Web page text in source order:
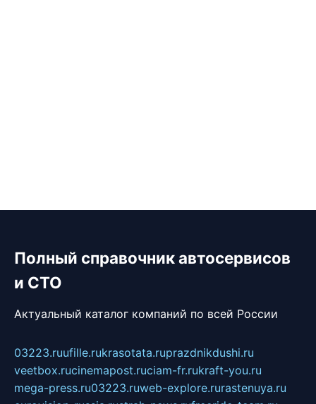
Полный справочник автосервисов
и СТО
Актуальный каталог компаний по всей России
03223.ruufille.rukrasotata.ruprazdnikdushi.ru
veetbox.rucinemapost.ruciam-fr.rukraft-you.ru
mega-press.ru03223.ruweb-explore.rurastenuya.ru